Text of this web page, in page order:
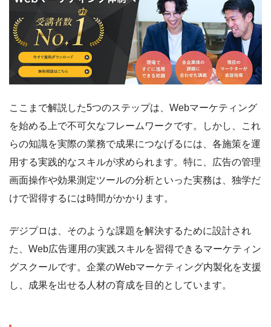
ここまで解説した5つのステップは、Webマーケティング
を始める上で不可欠なフレームワークです。しかし、これ
らの知識を実際の業務で成果につなげるには、各施策を運
用する実践的なスキルが求められます。特に、広告の管理
画面操作や効果測定ツールの分析といった実務は、独学だ
けで習得するには時間がかかります。
デジプロは、そのような課題を解決するために設計され
た、Web広告運用の実践スキルを習得できるマーケティン
グスクールです。企業のWebマーケティング内製化を支援
し、成果を出せる人材の育成を目的としています。